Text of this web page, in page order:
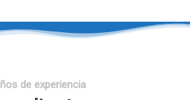
de experiencia